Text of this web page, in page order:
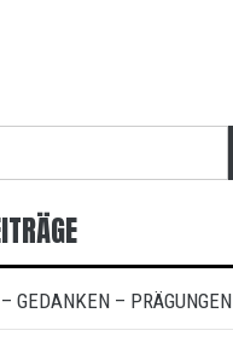
GEDANKEN – PRÄGUNGEN